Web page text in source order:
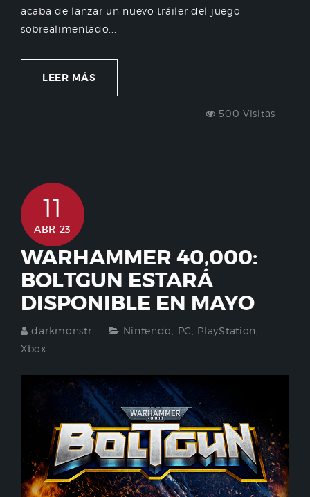
acaba de lanzar un nuevo tráiler del juego
sobrealimentado...
LEER MÁS
500 Visitas
11
ABR 23
WARHAMMER 40,000:
BOLTGUN ESTARÁ
DISPONIBLE EN MAYO
darkmonstr Nintendo PC PlayStation
Xbox